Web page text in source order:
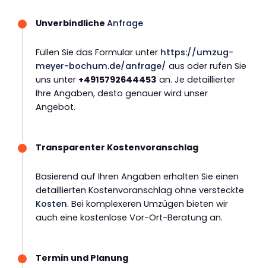
Unverbindliche Anfrage
Füllen Sie das Formular unter https://umzug-
meyer-bochum.de/anfrage/ aus oder rufen Sie
uns unter +4915792644453 an. Je detaillierter
Ihre Angaben, desto genauer wird unser
Angebot.
Transparenter Kostenvoranschlag
Basierend auf Ihren Angaben erhalten Sie einen
detaillierten Kostenvoranschlag ohne versteckte
Kosten. Bei komplexeren Umzügen bieten wir
auch eine kostenlose Vor-Ort-Beratung an.
Termin und Planung